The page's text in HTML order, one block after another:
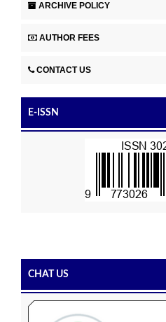
ARCHIVE POLICY
AUTHOR FEES
CONTACT US
E-ISSN
CHAT US